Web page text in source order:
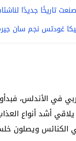
تاريخًا جديدًا
غودتس نجم سان
في الأندلس،
أشد أنواع
الكنائس ويصلون